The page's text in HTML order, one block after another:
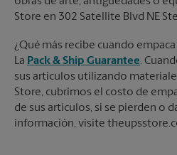
Store en 302 Satellite Blvd NE
¿Qué más recibe cuando
La Pack & Ship Guarantee.
sus artículos utilizando
Store, cubrimos el costo de
de sus artículos, si se pierden o
información, visite